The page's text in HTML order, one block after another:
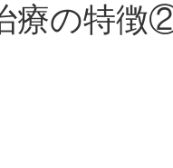
療の特徴